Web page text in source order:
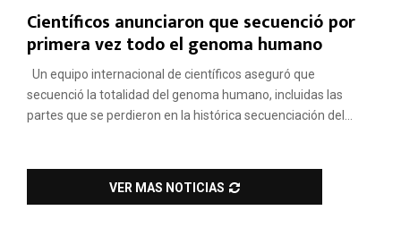
Científicos anunciaron que secuenció por
primera vez todo el genoma humano
Un equipo internacional de científicos aseguró que
secuenció la totalidad del genoma humano, incluidas las
partes que se perdieron en la histórica secuenciación del...
VER MAS NOTICIAS